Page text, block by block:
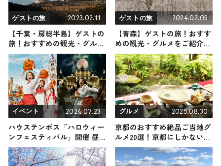
ゲストの旅 2023.02.11
【千葉・房総半島】ゲストの
旅！おすすめの観光・グルメ
をご紹介 2023年2月11日放送
ゲストの旅 2024.02.03
【青森】ゲストの旅！おすす
めの観光・グルメをご紹介
2024年2月3日放送
イベント 2024.07.23
ハウステンボス「ハロウィー
ンフェスティバル」開催 昼
と夜で“ガラッ”と変わる体験
グルメ 2025.08.30
京都のおすすめ絶品ご当地グ
ルメ20選！京都にしかない名
物から人気の名店17選も紹介